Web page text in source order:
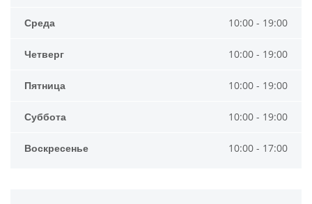
Среда 10:00 - 19:00
Четверг 10:00 - 19:00
Пятница 10:00 - 19:00
Суббота 10:00 - 19:00
Воскресенье 10:00 - 17:00